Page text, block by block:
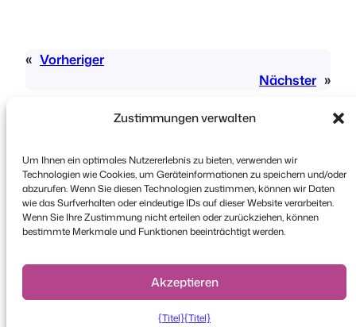
Zustimmungen verwalten
Um Ihnen ein optimales Nutzererlebnis zu bieten, verwenden wir
Technologien wie Cookies, um Geräteinformationen zu speichern und/oder
abzurufen. Wenn Sie diesen Technologien zustimmen, können wir Daten
wie das Surfverhalten oder eindeutige IDs auf dieser Website verarbeiten.
Wenn Sie Ihre Zustimmung nicht erteilen oder zurückziehen, können
bestimmte Merkmale und Funktionen beeinträchtigt werden.
Akzeptieren
{Titel}{Titel}
« Vorheriger
Nächster »
Urheberrecht © 2026 FooEvents. Alle Rechte
vorbehalten.